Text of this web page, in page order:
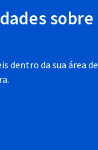
sobre
dentro da sua área de